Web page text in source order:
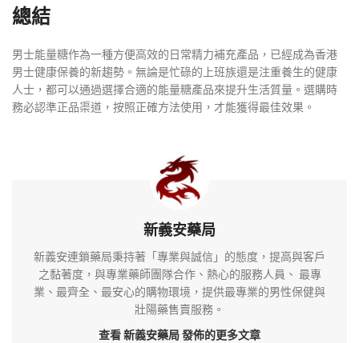
總結
男士能量糖作為一種方便高效的日常精力補充產品，已經成為香港
男士健康保養的新趨勢。無論是忙碌的上班族還是注重養生的健康
人士，都可以通過選擇合適的能量糖產品來提升生活質量。選購時
務必認準正品渠道，按照正確方法使用，才能獲得最佳效果。
新義安藥局
新義安連鎖藥局秉持著「專業與誠信」的態度，提高與客戶
之黏著度，與專業藥師團隊合作、熱心的服務人員、 最專
業、最齊全、最安心的購物環境，提供最專業的男性保健與
壯陽藥售賣服務。
查看 新義安藥局發佈的更多文章